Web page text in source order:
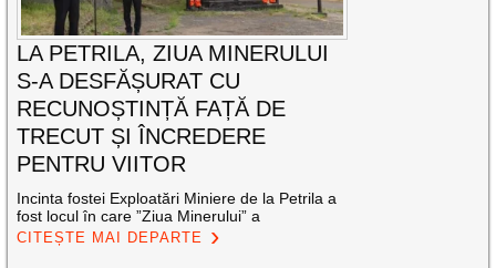
LA PETRILA, ZIUA MINERULUI
S-A DESFĂȘURAT CU
RECUNOȘTINȚĂ FAȚĂ DE
TRECUT ȘI ÎNCREDERE
PENTRU VIITOR
Incinta fostei Exploatări Miniere de la Petrila a
fost locul în care ”Ziua Minerului” a
CITEȘTE MAI DEPARTE